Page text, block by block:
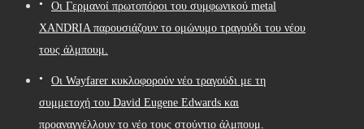
Οι Γερμανοί πρωτοπόροι του συμφωνικού metal
XANDRIA παρουσιάζουν το ομώνυμο τραγούδι του νέου
τους άλμπουμ.
Οι Wayfarer κυκλοφορούν νέο τραγούδι με τη
συμμετοχή του David Eugene Edwards και
προαναγγέλλουν το νέο τους στούντιο άλμπουμ.